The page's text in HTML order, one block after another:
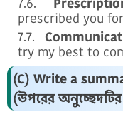
prescribed you
try my best to
(C) Write a
(উপরের